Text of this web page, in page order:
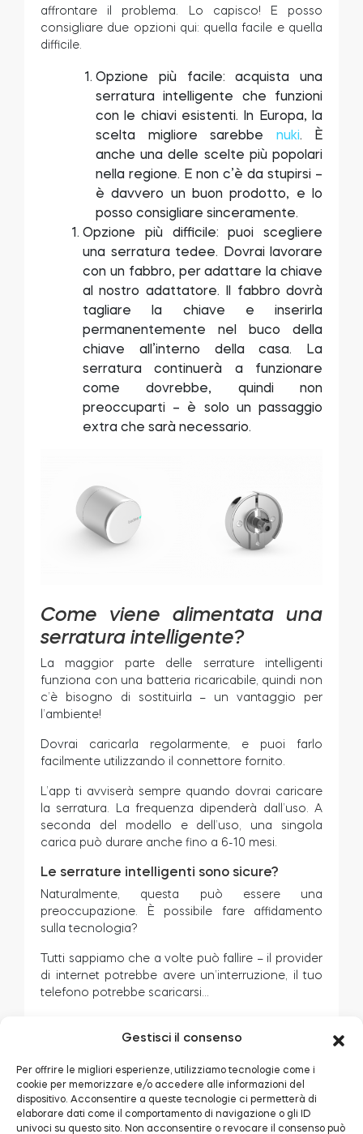
Gestisci il consenso
Per offrire le migliori esperienze, utilizziamo tecnologie come i
cookie per memorizzare e/o accedere alle informazioni del
dispositivo. Acconsentire a queste tecnologie ci permetterà di
elaborare dati come il comportamento di navigazione o gli ID
univoci su questo sito. Non acconsentire o revocare il consenso può
affrontare il problema. Lo capisco! E posso
consigliare due opzioni qui: quella facile e quella
difficile.
Opzione più facile: acquista una
serratura intelligente che funzioni
con le chiavi esistenti. In Europa, la
scelta migliore sarebbe nuki . È
anche una delle scelte più popolari
nella regione. E non c’è da stupirsi –
è davvero un buon prodotto, e lo
posso consigliare sinceramente.
Opzione più difficile: puoi scegliere
una serratura tedee. Dovrai lavorare
con un fabbro, per adattare la chiave
al nostro adattatore. Il fabbro dovrà
tagliare la chiave e inserirla
permanentemente nel buco della
chiave all’interno della casa. La
serratura continuerà a funzionare
come dovrebbe, quindi non
preoccuparti – è solo un passaggio
extra che sarà necessario.
Come viene alimentata una
serratura intelligente?
La maggior parte delle serrature intelligenti
funziona con una batteria ricaricabile, quindi non
c’è bisogno di sostituirla – un vantaggio per
l’ambiente!
Dovrai caricarla regolarmente, e puoi farlo
facilmente utilizzando il connettore fornito.
L’app ti avviserà sempre quando dovrai caricare
la serratura. La frequenza dipenderà dall’uso. A
seconda del modello e dell’uso, una singola
carica può durare anche fino a 6-10 mesi.
Le serrature intelligenti sono sicure?
Naturalmente, questa può essere una
preoccupazione. È possibile fare affidamento
sulla tecnologia?
Tutti sappiamo che a volte può fallire – il provider
di internet potrebbe avere un’interruzione, il tuo
telefono potrebbe scaricarsi…
prova a forzarla o a violarla? Analizziamo la
Sicurezza fisica
Prima di tutto, la serratura è installata all’interno